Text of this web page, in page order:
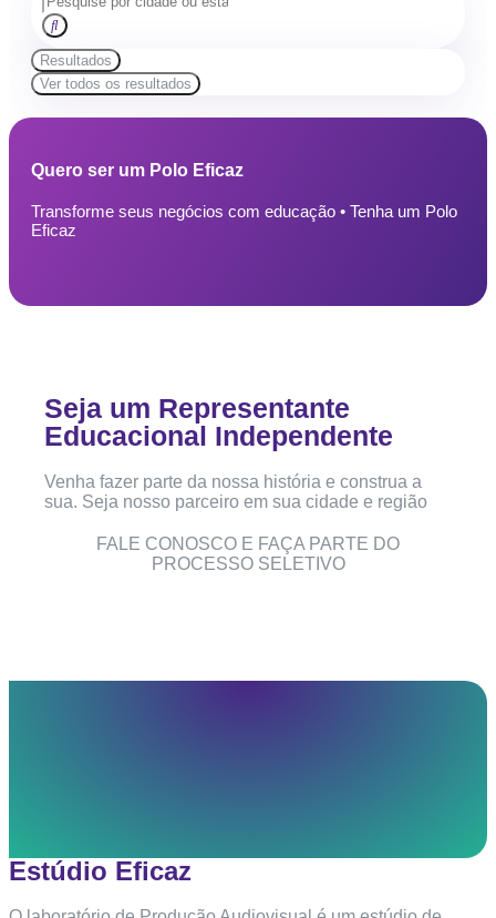
Resultados
Ver todos os resultados
Quero ser um Polo Eficaz
Transforme seus negócios com educação • Tenha um Polo
Eficaz
Seja um Representante
Educacional Independente
Venha fazer parte da nossa história e construa a
sua. Seja nosso parceiro em sua cidade e região
FALE CONOSCO E FAÇA PARTE DO
PROCESSO SELETIVO
Estúdio Eficaz